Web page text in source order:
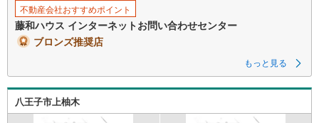
る
不動産会社おすすめポイント
藤和ハウス インターネットお問い合わせセンター
ブロンズ推奨店
もっと見る
八王子市上柚木